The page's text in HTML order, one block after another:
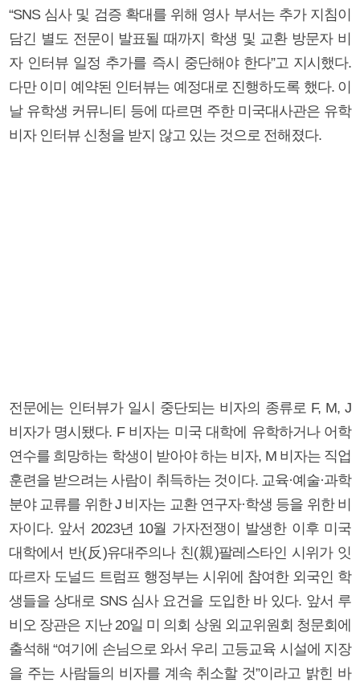
“SNS 심사 및 검증 확대를 위해 영사 부서는 추가 지침이
담긴 별도 전문이 발표될 때까지 학생 및 교환 방문자 비
자 인터뷰 일정 추가를 즉시 중단해야 한다”고 지시했다.
다만 이미 예약된 인터뷰는 예정대로 진행하도록 했다. 이
날 유학생 커뮤니티 등에 따르면 주한 미국대사관은 유학
비자 인터뷰 신청을 받지 않고 있는 것으로 전해졌다.
전문에는 인터뷰가 일시 중단되는 비자의 종류로 F, M, J
비자가 명시됐다. F 비자는 미국 대학에 유학하거나 어학
연수를 희망하는 학생이 받아야 하는 비자, M 비자는 직업
훈련을 받으려는 사람이 취득하는 것이다. 교육·예술·과학
분야 교류를 위한 J 비자는 교환 연구자·학생 등을 위한 비
자이다. 앞서 2023년 10월 가자전쟁이 발생한 이후 미국
대학에서 반(反)유대주의나 친(親)팔레스타인 시위가 잇
따르자 도널드 트럼프 행정부는 시위에 참여한 외국인 학
생들을 상대로 SNS 심사 요건을 도입한 바 있다. 앞서 루
비오 장관은 지난 20일 미 의회 상원 외교위원회 청문회에
출석해 “여기에 손님으로 와서 우리 고등교육 시설에 지장
을 주는 사람들의 비자를 계속 취소할 것”이라고 밝힌 바